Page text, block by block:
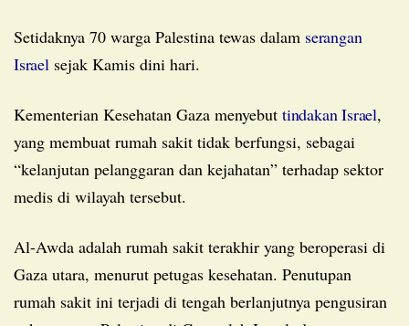
Setidaknya 70 warga Palestina tewas dalam serangan
Israel sejak Kamis dini hari.
Kementerian Kesehatan Gaza menyebut tindakan Israel,
yang membuat rumah sakit tidak berfungsi, sebagai
“kelanjutan pelanggaran dan kejahatan” terhadap sektor
medis di wilayah tersebut.
Al-Awda adalah rumah sakit terakhir yang beroperasi di
Gaza utara, menurut petugas kesehatan. Penutupan
rumah sakit ini terjadi di tengah berlanjutnya pengusiran